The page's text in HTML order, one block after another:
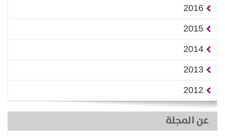
2016
2015
2014
2013
2012
عن المجلة